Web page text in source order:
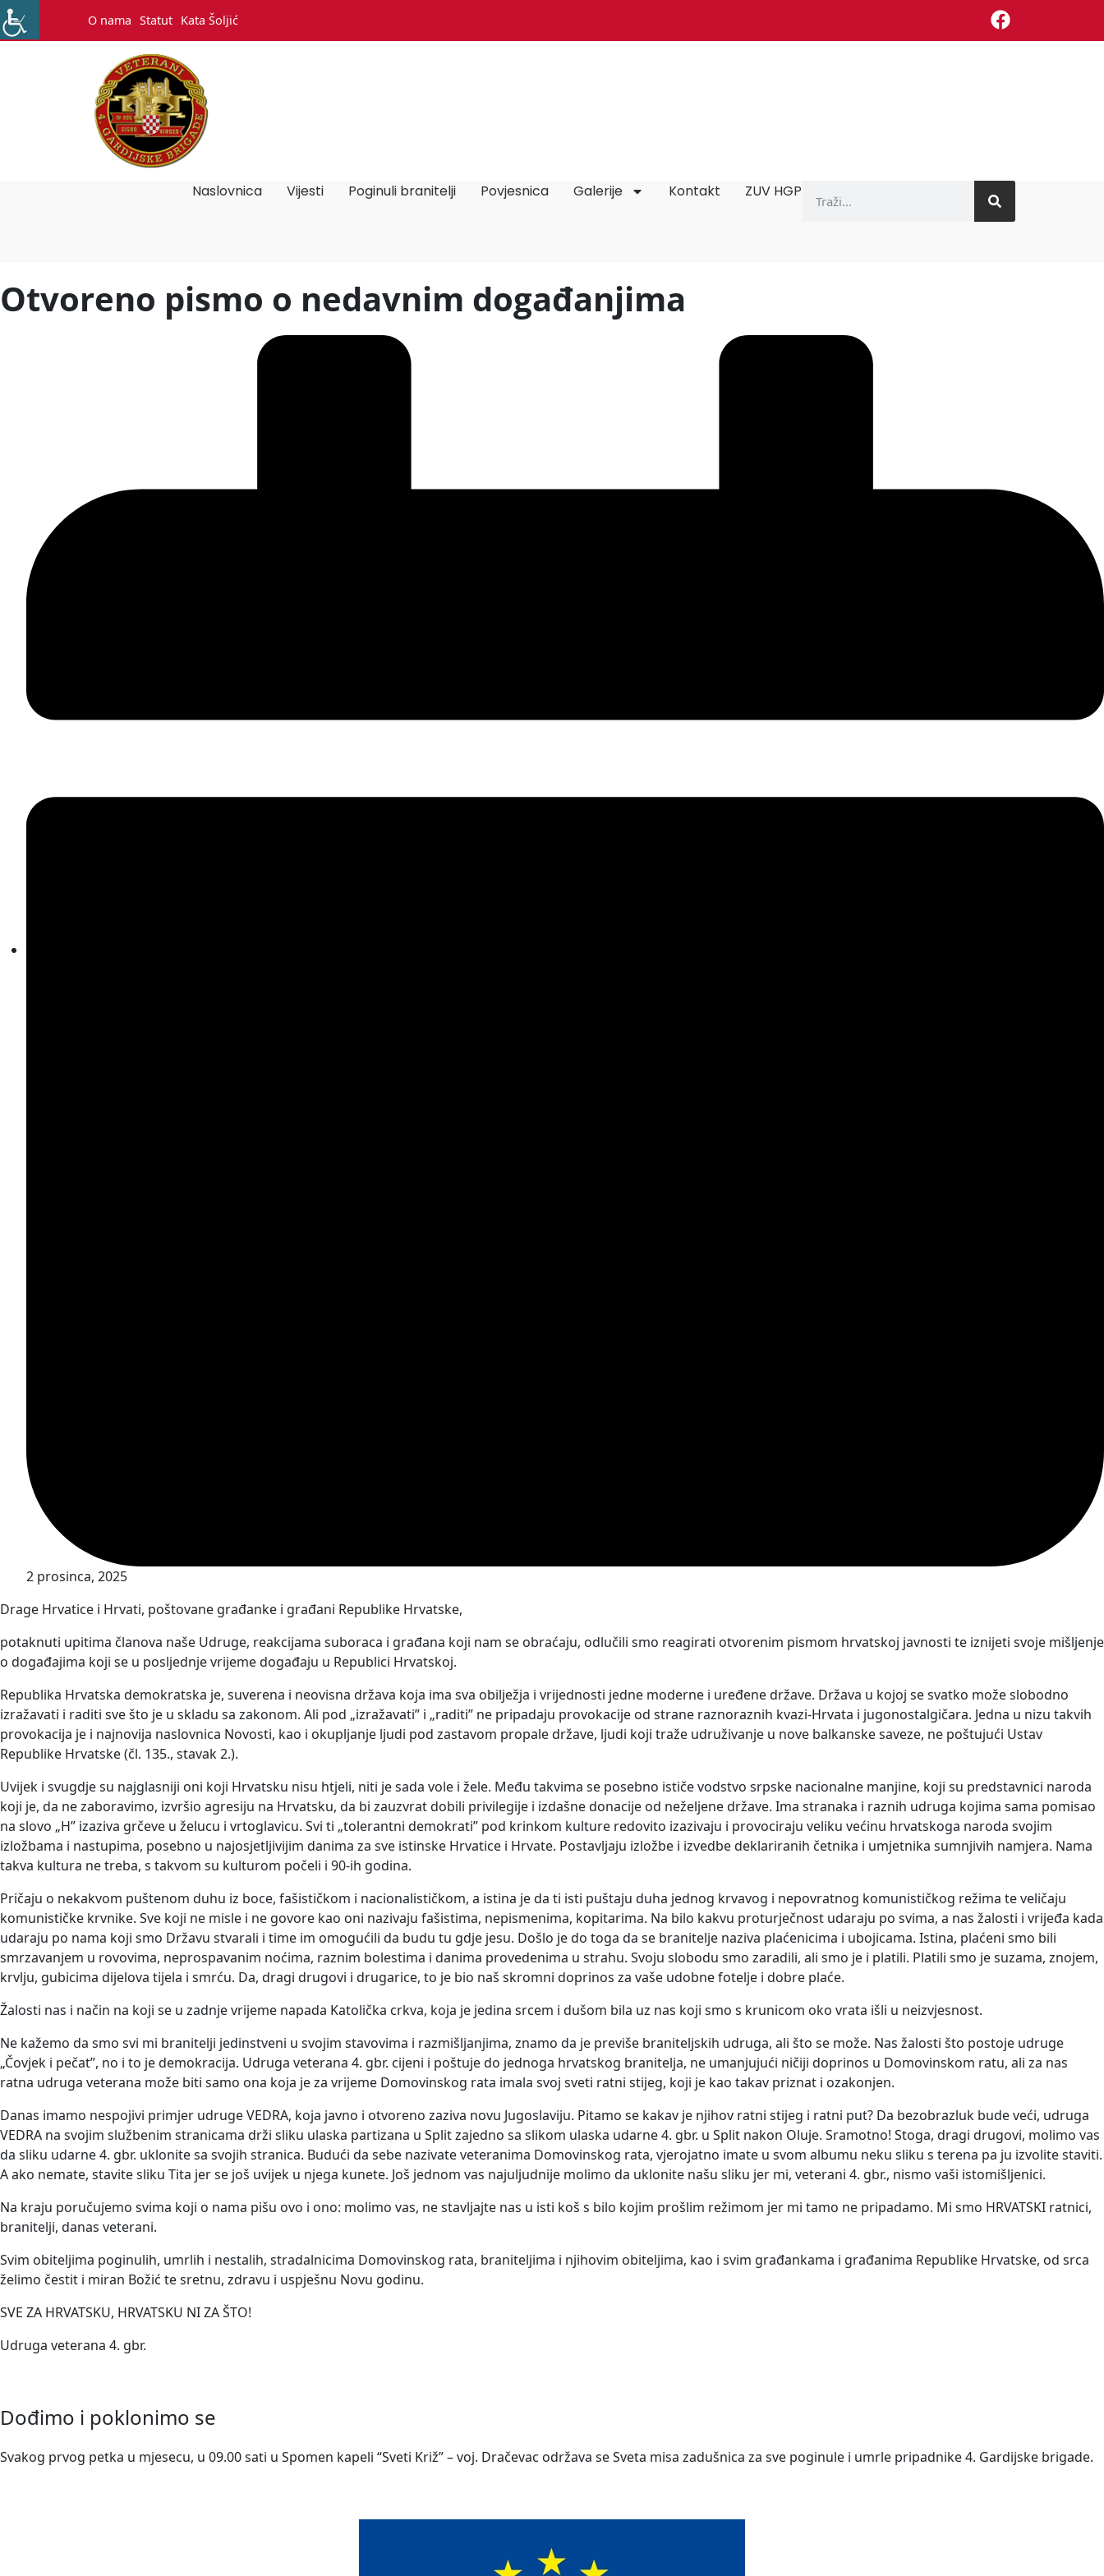
O nama Statut Kata Šoljić
Naslovnica Vijesti Poginuli branitelji Povjesnica Galerije Kontakt ZUV HGP
Otvoreno pismo o nedavnim događanjima
2 prosinca, 2025
Drage Hrvatice i Hrvati, poštovane građanke i građani Republike Hrvatske,
potaknuti upitima članova naše Udruge, reakcijama suboraca i građana koji nam se obraćaju, odlučili smo reagirati otvorenim pismom hrvatskoj javnosti te iznijeti svoje mišljenje
o događajima koji se u posljednje vrijeme događaju u Republici Hrvatskoj.
Republika Hrvatska demokratska je, suverena i neovisna država koja ima sva obilježja i vrijednosti jedne moderne i uređene države. Država u kojoj se svatko može slobodno
izražavati i raditi sve što je u skladu sa zakonom. Ali pod „izražavati” i „raditi” ne pripadaju provokacije od strane raznoraznih kvazi-Hrvata i jugonostalgičara. Jedna u nizu takvih
provokacija je i najnovija naslovnica Novosti, kao i okupljanje ljudi pod zastavom propale države, ljudi koji traže udruživanje u nove balkanske saveze, ne poštujući Ustav
Republike Hrvatske (čl. 135., stavak 2.).
Uvijek i svugdje su najglasniji oni koji Hrvatsku nisu htjeli, niti je sada vole i žele. Među takvima se posebno ističe vodstvo srpske nacionalne manjine, koji su predstavnici naroda
koji je, da ne zaboravimo, izvršio agresiju na Hrvatsku, da bi zauzvrat dobili privilegije i izdašne donacije od neželjene države. Ima stranaka i raznih udruga kojima sama pomisao
na slovo „H” izaziva grčeve u želucu i vrtoglavicu. Svi ti „tolerantni demokrati” pod krinkom kulture redovito izazivaju i provociraju veliku većinu hrvatskoga naroda svojim
izložbama i nastupima, posebno u najosjetljivijim danima za sve istinske Hrvatice i Hrvate. Postavljaju izložbe i izvedbe deklariranih četnika i umjetnika sumnjivih namjera. Nama
takva kultura ne treba, s takvom su kulturom počeli i 90-ih godina.
Pričaju o nekakvom puštenom duhu iz boce, fašističkom i nacionalističkom, a istina je da ti isti puštaju duha jednog krvavog i nepovratnog komunističkog režima te veličaju
komunističke krvnike. Sve koji ne misle i ne govore kao oni nazivaju fašistima, nepismenima, kopitarima. Na bilo kakvu proturječnost udaraju po svima, a nas žalosti i vrijeđa kada
udaraju po nama koji smo Državu stvarali i time im omogućili da budu tu gdje jesu. Došlo je do toga da se branitelje naziva plaćenicima i ubojicama. Istina, plaćeni smo bili
smrzavanjem u rovovima, neprospavanim noćima, raznim bolestima i danima provedenima u strahu. Svoju slobodu smo zaradili, ali smo je i platili. Platili smo je suzama, znojem,
krvlju, gubicima dijelova tijela i smrću. Da, dragi drugovi i drugarice, to je bio naš skromni doprinos za vaše udobne fotelje i dobre plaće.
Žalosti nas i način na koji se u zadnje vrijeme napada Katolička crkva, koja je jedina srcem i dušom bila uz nas koji smo s krunicom oko vrata išli u neizvjesnost.
Ne kažemo da smo svi mi branitelji jedinstveni u svojim stavovima i razmišljanjima, znamo da je previše braniteljskih udruga, ali što se može. Nas žalosti što postoje udruge
„Čovjek i pečat”, no i to je demokracija. Udruga veterana 4. gbr. cijeni i poštuje do jednoga hrvatskog branitelja, ne umanjujući ničiji doprinos u Domovinskom ratu, ali za nas
ratna udruga veterana može biti samo ona koja je za vrijeme Domovinskog rata imala svoj sveti ratni stijeg, koji je kao takav priznat i ozakonjen.
Danas imamo nespojivi primjer udruge VEDRA, koja javno i otvoreno zaziva novu Jugoslaviju. Pitamo se kakav je njihov ratni stijeg i ratni put? Da bezobrazluk bude veći, udruga
VEDRA na svojim službenim stranicama drži sliku ulaska partizana u Split zajedno sa slikom ulaska udarne 4. gbr. u Split nakon Oluje. Sramotno! Stoga, dragi drugovi, molimo vas
da sliku udarne 4. gbr. uklonite sa svojih stranica. Budući da sebe nazivate veteranima Domovinskog rata, vjerojatno imate u svom albumu neku sliku s terena pa ju izvolite staviti.
A ako nemate, stavite sliku Tita jer se još uvijek u njega kunete. Još jednom vas najuljudnije molimo da uklonite našu sliku jer mi, veterani 4. gbr., nismo vaši istomišljenici.
Na kraju poručujemo svima koji o nama pišu ovo i ono: molimo vas, ne stavljajte nas u isti koš s bilo kojim prošlim režimom jer mi tamo ne pripadamo. Mi smo HRVATSKI ratnici,
branitelji, danas veterani.
Svim obiteljima poginulih, umrlih i nestalih, stradalnicima Domovinskog rata, braniteljima i njihovim obiteljima, kao i svim građankama i građanima Republike Hrvatske, od srca
želimo čestit i miran Božić te sretnu, zdravu i uspješnu Novu godinu.
SVE ZA HRVATSKU, HRVATSKU NI ZA ŠTO!
Udruga veterana 4. gbr.
Dođimo i poklonimo se
Svakog prvog petka u mjesecu, u 09.00 sati u Spomen kapeli “Sveti Križ” – voj. Dračevac održava se Sveta misa zadušnica za sve poginule i umrle pripadnike 4. Gardijske brigade.